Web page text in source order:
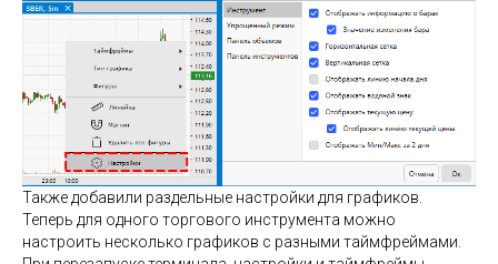
Также добавили раздельные настройки для графиков.
Теперь для одного торгового инструмента можно
настроить несколько графиков с разными таймфреймами.